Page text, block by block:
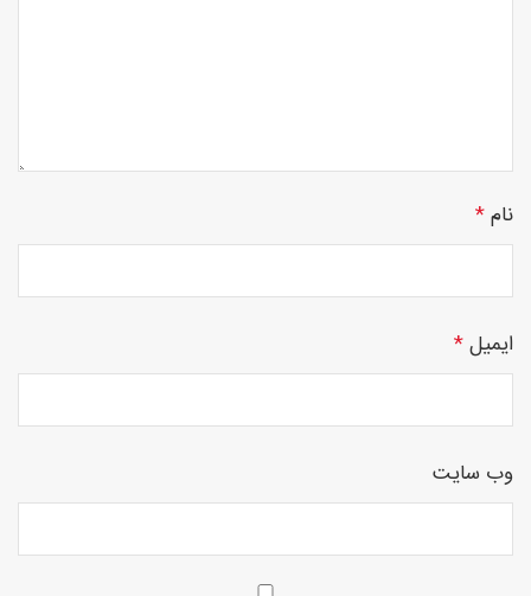
روتاری
در
شمال
غرب
نام*
ایمیل*
وب‌ سایت